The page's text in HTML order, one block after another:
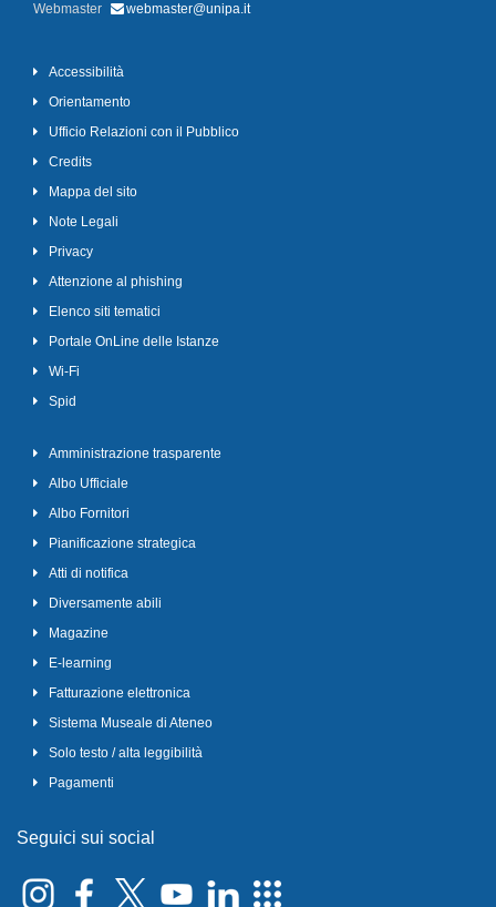
Webmaster
webmaster@unipa.it
Accessibilità
Orientamento
Ufficio Relazioni con il Pubblico
Credits
Mappa del sito
Note Legali
Privacy
Attenzione al phishing
Elenco siti tematici
Portale OnLine delle Istanze
Wi-Fi
Spid
Amministrazione trasparente
Albo Ufficiale
Albo Fornitori
Pianificazione strategica
Atti di notifica
Diversamente abili
Magazine
E-learning
Fatturazione elettronica
Sistema Museale di Ateneo
Solo testo / alta leggibilità
Pagamenti
Seguici sui social